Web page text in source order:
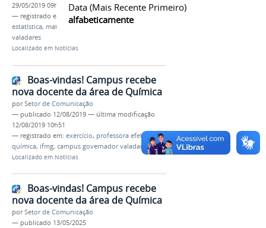
Data (mais Recente Primeiro)
alfabeticamente
29/05/2019 09h57
— registrado em:
exercício ,professora efetiva
estatística, matemática
valadares
Localizado em Notícias
Boas-vindas! Campus recebe
nova docente da área de Química
porSetor de Comunicação
— publicado 12/08/2019 — última modificação
12/08/2019 10h51
— registrado em: exercício, professora efetiva,
química, ifmg, campus governador valadares
Localizado em Notícias
Boas-vindas! Campus recebe
nova docente da área de Química
porSetor de Comunicação
— publicado 13/05/2025